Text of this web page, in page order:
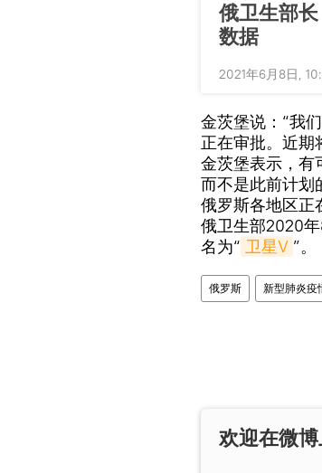
俄卫生部
数据
2021年6月8日,
金茨堡说：“我
正在审批。近期
金茨堡表示，有
而不是此前计划
俄罗斯各地区正
俄卫生部2020
名为“ 卫星V ”。
俄罗斯 新型肺炎疫
欢迎在微